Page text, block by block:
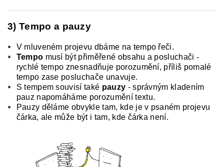
3) Tempo a pauzy
V mluveném projevu dbáme na tempo řeči.
Tempo musí být přiměřené obsahu a posluchači -
rychlé tempo znesnadňuje porozumění, příliš pomalé
tempo zase posluchače unavuje.
S tempem souvisí také pauzy - správným kladením
pauz napomáháme porozumění textu.
Pauzy děláme obvykle tam, kde je v psaném projevu
čárka, ale může být i tam, kde čárka není.